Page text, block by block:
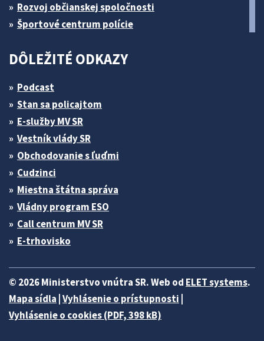
Rozvoj občianskej spoločnosti
Športové centrum polície
DÔLEŽITÉ ODKAZY
Podcast
Stan sa policajtom
E-služby MV SR
Vestník vlády SR
Obchodovanie s ľuďmi
Cudzinci
Miestna štátna správa
Vládny program ESO
Call centrum MV SR
E-trhovisko
© 2026 Ministerstvo vnútra SR. Web od ELET systems.
Mapa sídla Vyhlásenie o prístupnosti
Vyhlásenie o cookies (PDF, 398 kB)